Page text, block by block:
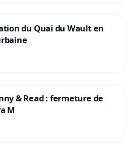
du Quai du Wault en
& Read : fermeture de
M